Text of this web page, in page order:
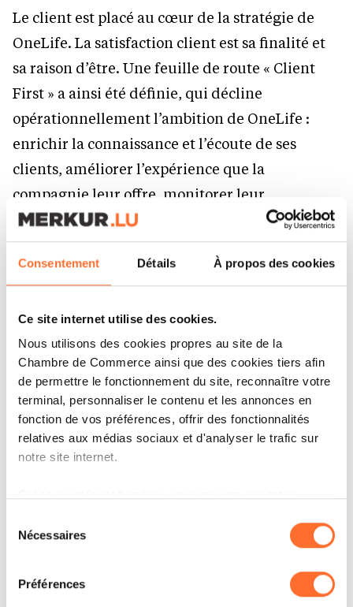
Consentement Détails À propos des cookies
Ce site internet utilise des cookies.
Nous utilisons des cookies propres au site de la
Chambre de Commerce ainsi que des cookies tiers afin
de permettre le fonctionnement du site, reconnaître votre
terminal, personnaliser le contenu et les annonces en
fonction de vos préférences, offrir des fonctionnalités
relatives aux médias sociaux et d'analyser le trafic sur
notre site internet.
à l’exception des cookies strictement nécessaires au
fonctionnement du site. Une description des différents
cookies est accessible sous l’onglet « Détails » ci-
dessus.
Nécessaires
Préférences
Le client est placé au cœur de la stratégie de
OneLife. La satisfaction client est sa finalité et
sa raison d’être. Une feuille de route « Client
First » a ainsi été définie, qui décline
opérationnellement l’ambition de OneLife :
enrichir la connaissance et l’écoute de ses
clients, améliorer l’expérience que la
compagnie leur offre, monitorer leur
satisfaction, renforcer la culture client dans
tous les métiers de l’entreprise.
l’efficacité de la compagnie, que OneLife
cherchera à optimiser afin de concentrer ses
ressources sur la qualité de son service.
L’entreprise poursuivra ainsi la stratégie de
digitalisation engagée en 2023, et sera attentive
à exploiter des technologies innovantes,
proposer des solutions nouvelles.
responsabilité en tant qu’entreprise. En tant
qu’assureur, d’abord, en contribuant, par ses